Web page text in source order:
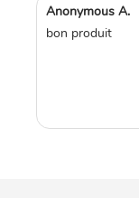
Anonymous A.
bon produit